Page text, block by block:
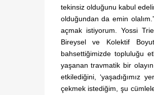
tekinsiz olduğunu kabul
olduğundan da emin
açmak istiyorum. Yossi
Bireysel ve Kolektif
bahsettiğimizde topluluğu
yaşanan travmatik bir
etkilediğini, ‘yaşadığımız
çekmek istediğim, şu